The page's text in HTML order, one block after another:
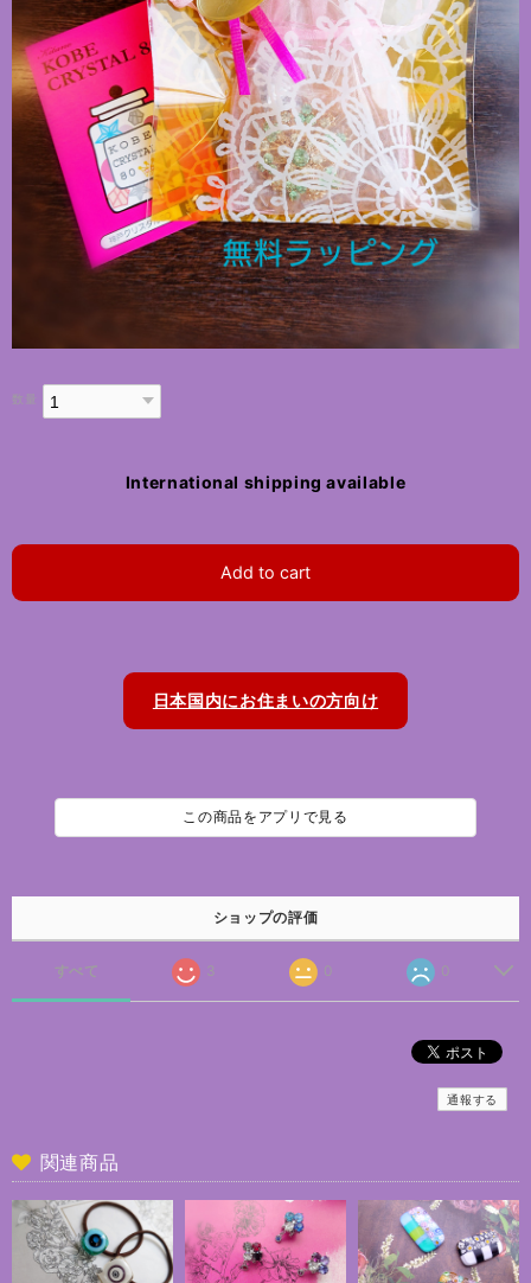
数量
International shipping available
Add to cart
日本国内にお住まいの方向け
この商品をアプリで見る
ショップの評価
すべて 3 0 0
通報する
関連商品